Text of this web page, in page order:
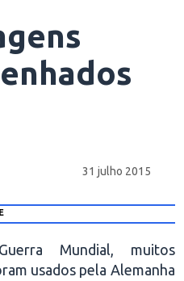
31 julho 2015
Mundial, muitos
usados pela Alemanha